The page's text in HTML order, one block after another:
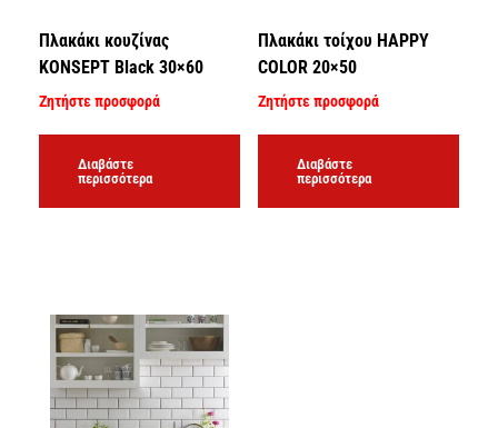
Πλακάκι κουζίνας
KONSEPT Black 30×60
Ζητήστε προσφορά
Διαβάστε
περισσότερα
Πλακάκι τοίχου HAPPY
COLOR 20×50
Ζητήστε προσφορά
Διαβάστε
περισσότερα